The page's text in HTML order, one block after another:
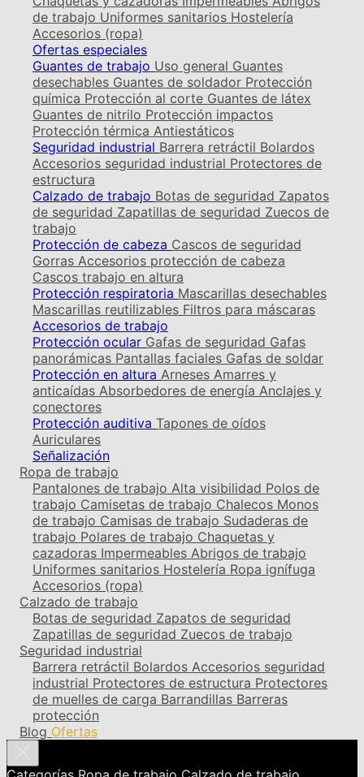
de trabajo Uniformes sanitarios Hostelería
Accesorios (ropa)
Ofertas especiales
Guantes de trabajo Uso general Guantes
desechables Guantes de soldador Protección
química Protección al corte Guantes de látex
Guantes de nitrilo Protección impactos
Protección térmica Antiestáticos
Seguridad industrial Barrera retráctil Bolardos
Accesorios seguridad industrial Protectores de
estructura
Calzado de trabajo Botas de seguridad Zapatos
de seguridad Zapatillas de seguridad Zuecos de
trabajo
Protección de cabeza Cascos de seguridad
Gorras Accesorios protección de cabeza
Cascos trabajo en altura
Protección respiratoria Mascarillas desechables
Mascarillas reutilizables Filtros para máscaras
Accesorios de trabajo
Protección ocular Gafas de seguridad Gafas
panorámicas Pantallas faciales Gafas de soldar
Protección en altura Arneses Amarres y
anticaídas Absorbedores de energía Anclajes y
conectores
Protección auditiva Tapones de oídos
Auriculares
Señalización
Ropa de trabajo
Pantalones de trabajo Alta visibilidad Polos de
trabajo Camisetas de trabajo Chalecos Monos
de trabajo Camisas de trabajo Sudaderas de
trabajo Polares de trabajo Chaquetas y
cazadoras Impermeables Abrigos de trabajo
Uniformes sanitarios Hostelería Ropa ignífuga
Accesorios (ropa)
Calzado de trabajo
Botas de seguridad Zapatos de seguridad
Zapatillas de seguridad Zuecos de trabajo
Seguridad industrial
Barrera retráctil Bolardos Accesorios seguridad
industrial Protectores de estructura Protectores
de muelles de carga Barrandillas Barreras
protección
Blog Ofertas